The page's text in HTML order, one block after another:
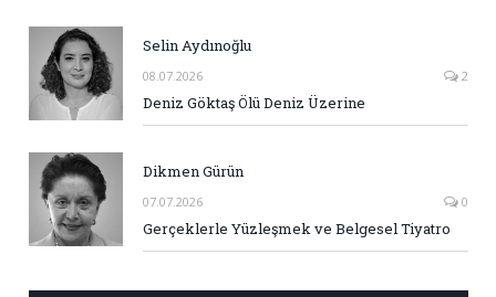
Selin Aydınoğlu
08.07.2026 2
Deniz Göktaş Ölü Deniz Üzerine
Dikmen Gürün
07.07.2026 0
Gerçeklerle Yüzleşmek ve Belgesel Tiyatro